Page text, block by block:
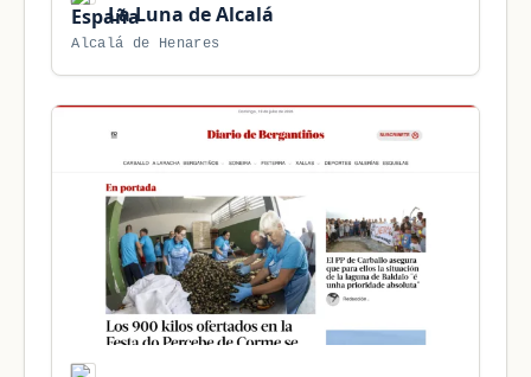
La Luna de Alcalá
Alcalá de Henares